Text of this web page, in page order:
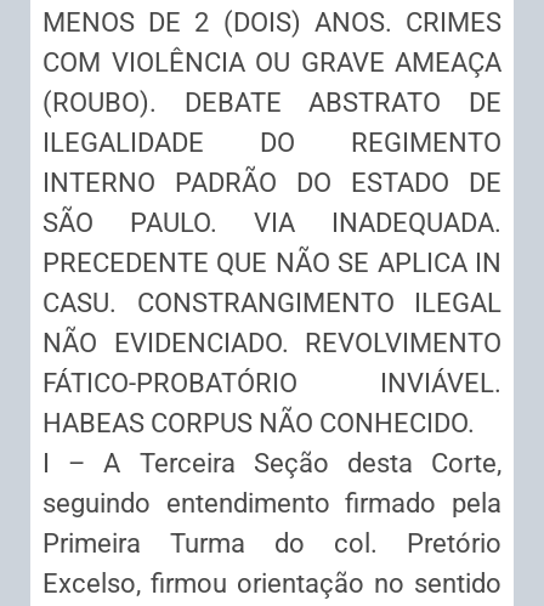
MENOS DE 2 (DOIS) ANOS. CRIMES
COM VIOLÊNCIA OU GRAVE AMEAÇA
(ROUBO). DEBATE ABSTRATO DE
ILEGALIDADE DO REGIMENTO
INTERNO PADRÃO DO ESTADO DE
SÃO PAULO. VIA INADEQUADA.
PRECEDENTE QUE NÃO SE APLICA IN
CASU. CONSTRANGIMENTO ILEGAL
NÃO EVIDENCIADO. REVOLVIMENTO
FÁTICO-PROBATÓRIO INVIÁVEL.
HABEAS CORPUS NÃO CONHECIDO.
I – A Terceira Seção desta Corte,
seguindo entendimento firmado pela
Primeira Turma do col. Pretório
Excelso, firmou orientação no sentido